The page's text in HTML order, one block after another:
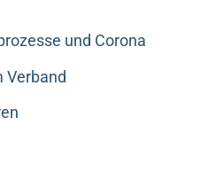
und Corona
Verband